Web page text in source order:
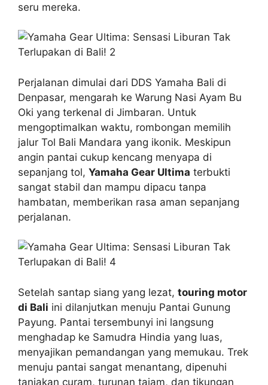
seru mereka.
Perjalanan dimulai dari DDS Yamaha Bali di
Denpasar, mengarah ke Warung Nasi Ayam Bu
Oki yang terkenal di Jimbaran. Untuk
mengoptimalkan waktu, rombongan memilih
jalur Tol Bali Mandara yang ikonik. Meskipun
angin pantai cukup kencang menyapa di
sepanjang tol, Yamaha Gear Ultima terbukti
sangat stabil dan mampu dipacu tanpa
hambatan, memberikan rasa aman sepanjang
perjalanan.
Setelah santap siang yang lezat, touring motor
di Bali ini dilanjutkan menuju Pantai Gunung
Payung. Pantai tersembunyi ini langsung
menghadap ke Samudra Hindia yang luas,
menyajikan pemandangan yang memukau. Trek
menuju pantai sangat menantang, dipenuhi
tanjakan curam, turunan tajam, dan tikungan